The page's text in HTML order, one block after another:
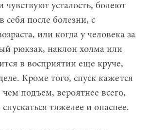
чувствуют усталость, болеют
себя после болезни, с
или когда у человека за
рюкзак, наклон холма или
в восприятии еще круче,
Кроме того, спуск кажется
подъем, вероятнее всего,
спускаться тяжелее и опаснее.